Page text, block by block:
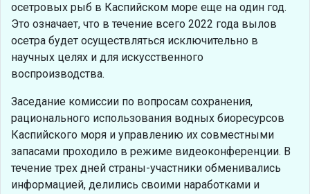
осетровых рыб в Каспийском море еще на один год.
Это означает, что в течение всего 2022 года вылов
осетра будет осуществляться исключительно в
научных целях и для искусственного
воспроизводства.
Заседание комиссии по вопросам сохранения,
рационального использования водных биоресурсов
Каспийского моря и управлению их совместными
запасами проходило в режиме видеоконференции. В
течение трех дней страны-участники обменивались
информацией, делились своими наработками и